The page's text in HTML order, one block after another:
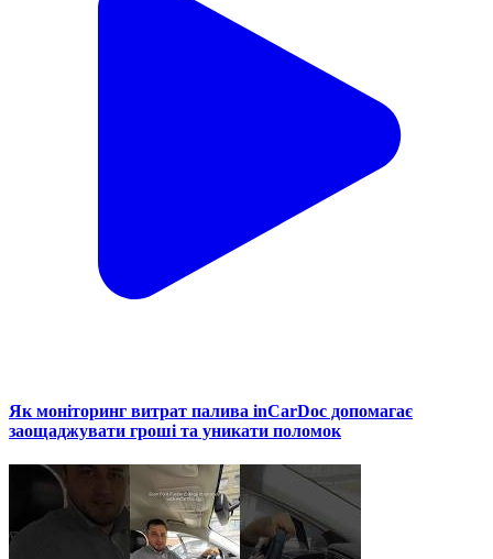
Як моніторинг витрат палива inCarDoc допомагає
заощаджувати гроші та уникати поломок